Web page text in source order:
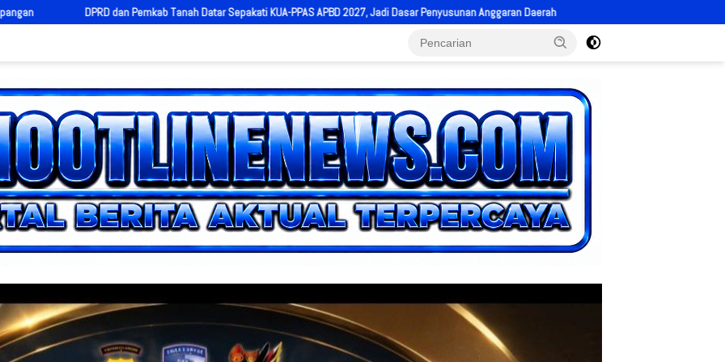
Datar Sepakati KUA-PPAS APBD 2027, Jadi Dasar Penyusunan Anggaran Daerah Keselamatan Masyarakat Prioritas, Wabup Solok H. Candra